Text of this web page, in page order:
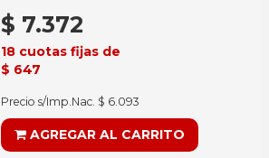
$ 7.372
18 cuotas fijas de
$ 647
Precio s/Imp.Nac. $ 6.093
AGREGAR AL CARRITO